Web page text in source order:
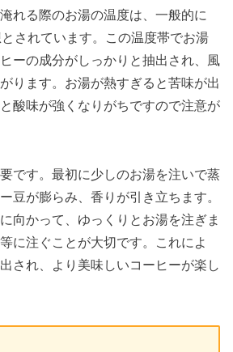
れる際のお湯の温度は、一般的に
されています。この温度帯でお湯
ーの成分がしっかりと抽出され、風
ります。お湯が熱すぎると苦味が出
酸味が強くなりがちですので注意が
です。最初に少しのお湯を注いで蒸
豆が膨らみ、香りが引き立ちます。
向かって、ゆっくりとお湯を注ぎま
に注ぐことが大切です。これによ
され、より美味しいコーヒーが楽し